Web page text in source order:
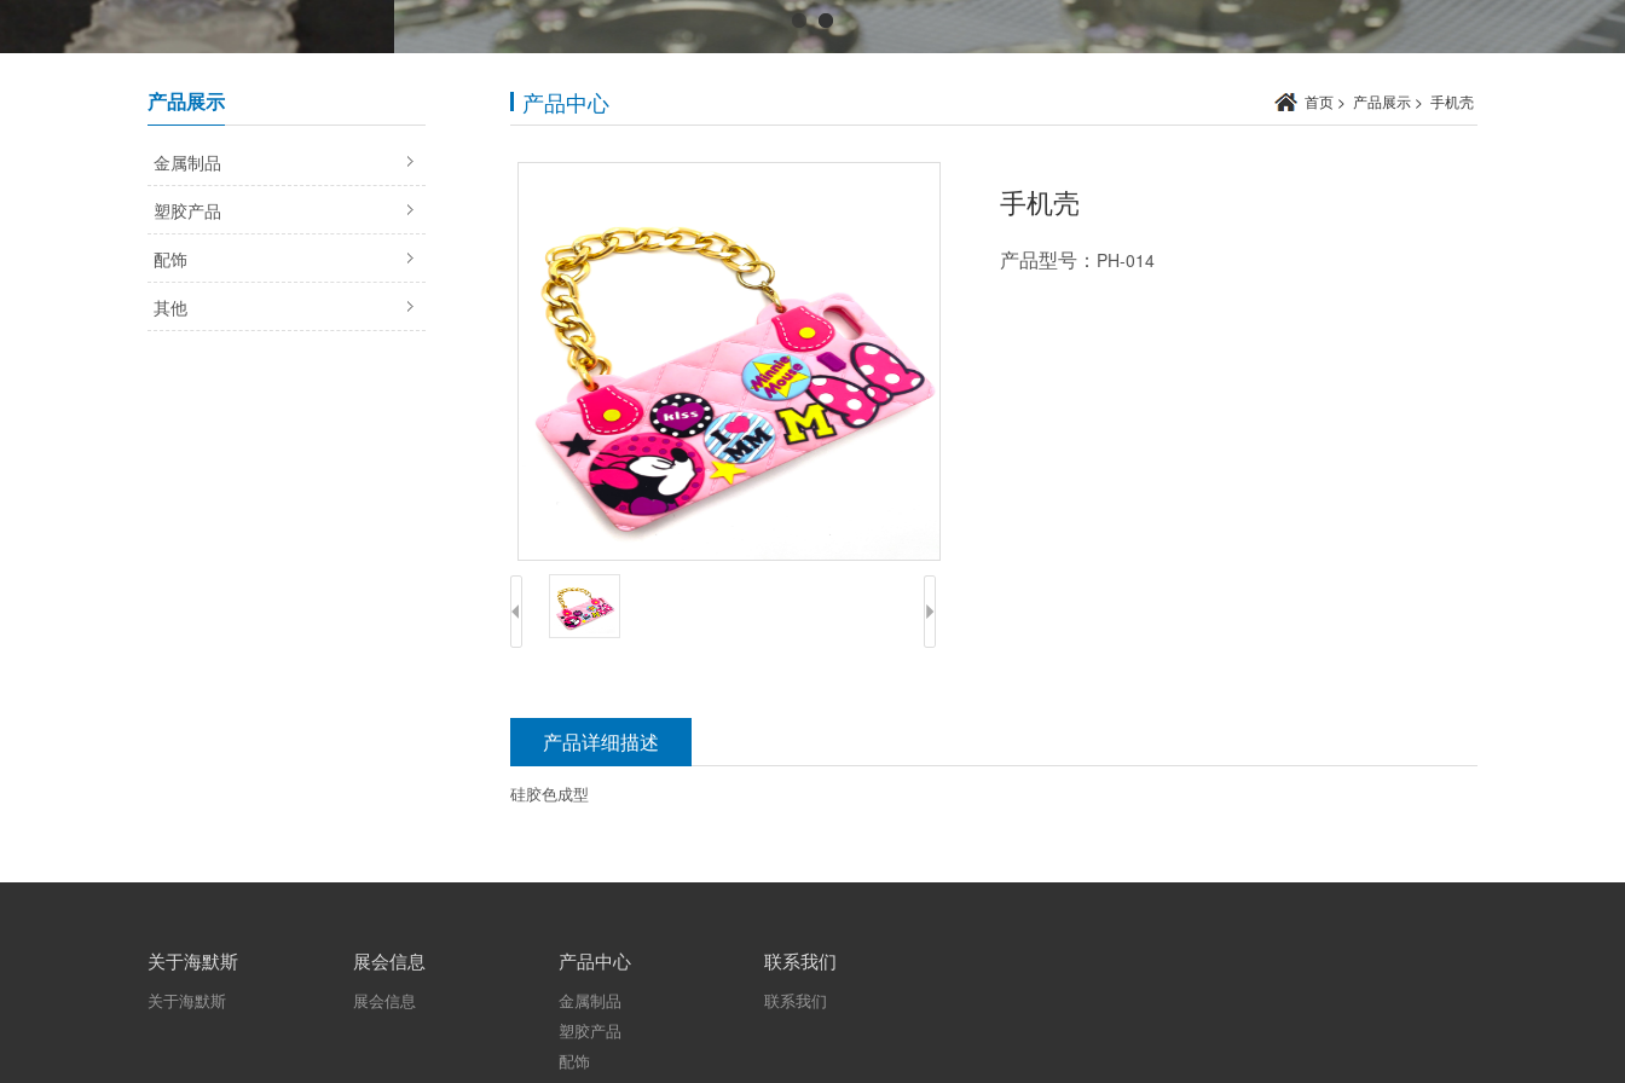
产品展示
金属制品
塑胶产品
配饰
其他
产品中心 首页 > 产品展示 > 手机壳
手机壳
产品型号： PH-014
产品详细描述
硅胶色成型
关于海默斯
关于海默斯
展会信息
展会信息
产品中心
金属制品
塑胶产品
配饰
联系我们
联系我们